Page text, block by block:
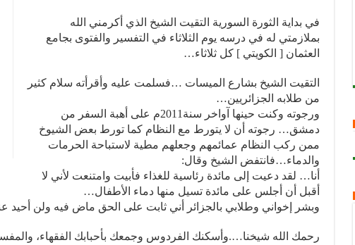
في بداية الثورة السورية التقيت الشيخ الذي أكرمني الله
بملازمتي له في درسه يوم الثلاثاء في التفسير والفتوى بجامع
العثمان [ الكويتي ] كل ثلاثاء…
التقيت الشيخ بشارع الميسات …فسلمت عليه وأقرأته سلام كثير
من طلابه الجزائريين…
ورجوته وكنت حينها آواخر سنة2011م على أهبة السفر من
دمشق… رجوته أن لا يتورط مع النظام كما تورط بعض الشيوخ
ممن ركب النظام عمائمهم وجعلهم مطية لاستباحة الحرمات
والدماء…فانتفض الشيخ وقال:
أنا… لقد دعيت إلى مائدة رئاسية للغذاء فأبيت وامتنعت لأني لا
أقبل أن أجلس على مائدة تسيل منها دماء الأطفال…
وبشر إخواني وطلابي بالجزائر أني ثابت على الحق ماض فيه ولن أحيد
رحمك الله شيخنا….وأسكنك الفردوس وجمعك بأحبابك الفقهاء،